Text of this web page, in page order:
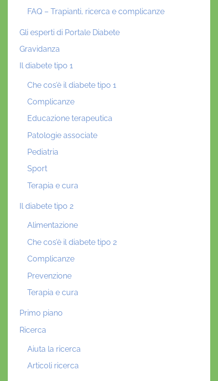
FAQ – Trapianti, ricerca e complicanze
Gli esperti di Portale Diabete
Gravidanza
Il diabete tipo 1
Che cos’è il diabete tipo 1
Complicanze
Educazione terapeutica
Patologie associate
Pediatria
Sport
Terapia e cura
Il diabete tipo 2
Alimentazione
Che cos’è il diabete tipo 2
Complicanze
Prevenzione
Terapia e cura
Primo piano
Ricerca
Aiuta la ricerca
Articoli ricerca